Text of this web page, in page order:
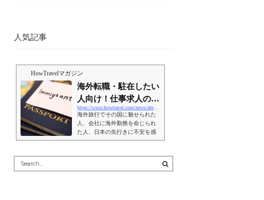
人気記事
HowTravelマガジン
海外転職・駐在したい
人向け！仕事求人の探
し方【15国の解説＋体
験談】
https://www.howtravel.com/news/abroad-job/
海外旅行でその国に魅せられた
人、会社に海外勤務を命じられ
た人、日本の先行きに不安を感
じた人など、その理由は様々だ
働いている。一方、『海外で働